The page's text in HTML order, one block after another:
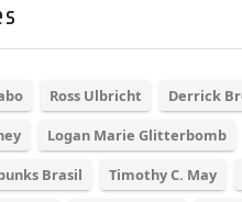
Ross Ulbricht
Derrick
Logan Marie Glitterbomb
Brasil
Timothy C. May